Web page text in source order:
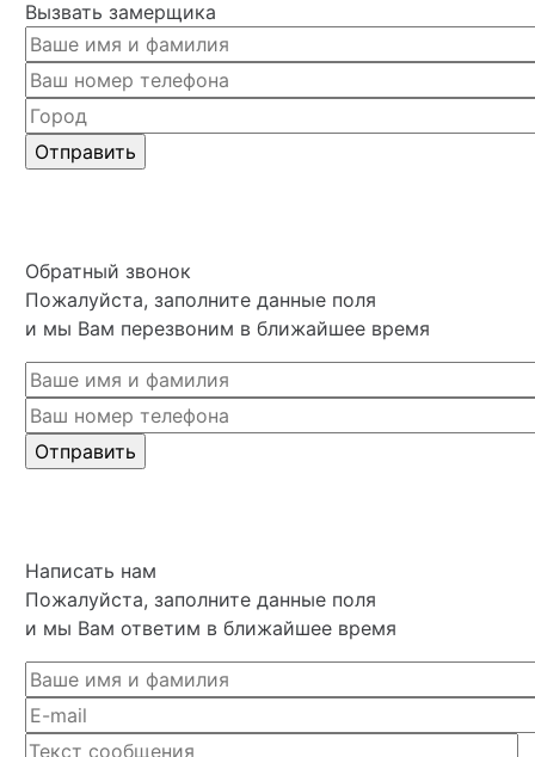
Вызвать замерщика
Обратный звонок
Пожалуйста, заполните данные поля
и мы Вам перезвоним в ближайшее время
Написать нам
Пожалуйста, заполните данные поля
и мы Вам ответим в ближайшее время